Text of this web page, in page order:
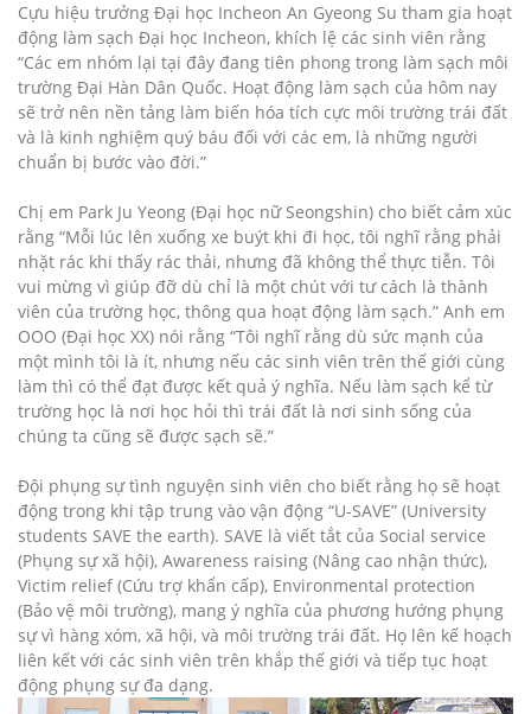
Cựu hiệu trưởng Đại học Incheon An Gyeong Su tham gia hoạt
động làm sạch Đại học Incheon, khích lệ các sinh viên rằng
“Các em nhóm lại tại đây đang tiên phong trong làm sạch môi
trường Đại Hàn Dân Quốc. Hoạt động làm sạch của hôm nay
sẽ trở nên nền tảng làm biến hóa tích cực môi trường trái đất
và là kinh nghiệm quý báu đối với các em, là những người
chuẩn bị bước vào đời.”
Chị em Park Ju Yeong (Đại học nữ Seongshin) cho biết cảm xúc
rằng “Mỗi lúc lên xuống xe buýt khi đi học, tôi nghĩ rằng phải
nhặt rác khi thấy rác thải, nhưng đã không thể thực tiễn. Tôi
vui mừng vì giúp đỡ dù chỉ là một chút với tư cách là thành
viên của trường học, thông qua hoạt động làm sạch.” Anh em
OOO (Đại học XX) nói rằng “Tôi nghĩ rằng dù sức mạnh của
một mình tôi là ít, nhưng nếu các sinh viên trên thế giới cùng
làm thì có thể đạt được kết quả ý nghĩa. Nếu làm sạch kể từ
trường học là nơi học hỏi thì trái đất là nơi sinh sống của
chúng ta cũng sẽ được sạch sẽ.”
Đội phụng sự tình nguyện sinh viên cho biết rằng họ sẽ hoạt
động trong khi tập trung vào vận động “U-SAVE” (University
students SAVE the earth). SAVE là viết tắt của Social service
(Phụng sự xã hội), Awareness raising (Nâng cao nhận thức),
Victim relief (Cứu trợ khẩn cấp), Environmental protection
(Bảo vệ môi trường), mang ý nghĩa của phương hướng phụng
sự vì hàng xóm, xã hội, và môi trường trái đất. Họ lên kế hoạch
liên kết với các sinh viên trên khắp thế giới và tiếp tục hoạt
động phụng sự đa dạng.